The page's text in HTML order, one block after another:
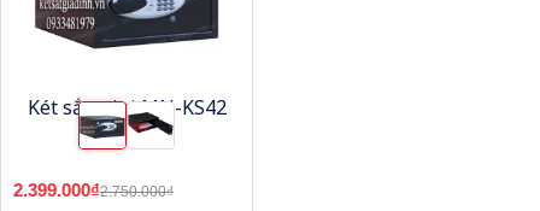
Két sắt mini MN-KS42
2.399.000₫2.750.000₫